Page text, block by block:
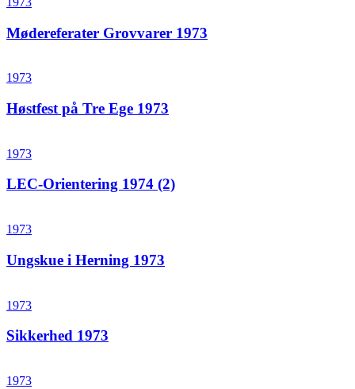
Mødereferater Grovvarer 1973
1973
Høstfest på Tre Ege 1973
1973
LEC-Orientering 1974 (2)
1973
Ungskue i Herning 1973
1973
Sikkerhed 1973
1973